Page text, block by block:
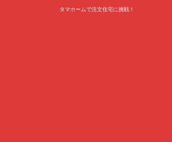
タマホームで注文住宅に挑戦！